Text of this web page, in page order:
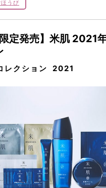
うび
限定発売】米肌 2021
レクション 2021